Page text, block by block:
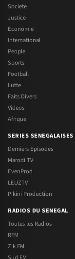
Societe
Justice
Economie
International
People
Sports
Football
Lutte
Faits Divers
Videos
Afrique
SERIES SENEGALAISES
Derniers Episodes
Marodi TV
EvenProd
LEUZTV
Pikini Production
RADIOS DU SENEGAL
Toutes les Radios
RFM
Zik FM